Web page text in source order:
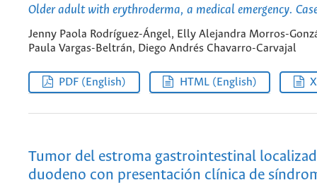
Older adult with erythroderma, a medical emergency.
Jenny Paola Rodríguez-Ángel, Elly Alejandra Morros-
Paula Vargas-Beltrán, Diego Andrés Chavarro-Carvajal
PDF (English) HTML (English)
Tumor del estroma gastrointestinal
duodeno con presentación clínica de